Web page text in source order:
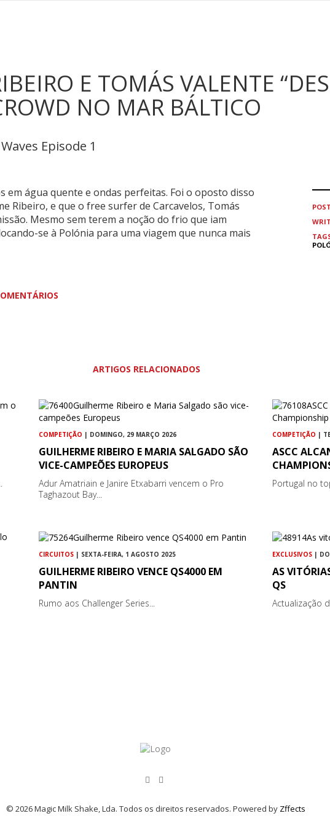
E TOMÁS VALENTE
NO MAR BÁLTICO
Episode 1
água quente e ondas perfeitas. Foi o oposto disso
Ribeiro, e que o free surfer de Carcavelos, Tomás
Mesmo sem terem a noção do frio que iam
se à Polónia para uma viagem que nunca mais
ARTIGOS RELACIONADOS
COMPETIÇÃO | DOMINGO, 29 MARÇO 2026
GUILHERME RIBEIRO E MARIA SALGADO SÃO
VICE-CAMPEÕES EUROPEUS
Adur Amatriain e Janire Etxabarri vencem o Pro
Taghazout Bay...
COMPETIÇÃO |
ASCC
Portugal no
CIRCUITOS | SEXTA-FEIRA, 1 AGOSTO 2025
GUILHERME RIBEIRO VENCE QS4000 EM
PANTIN
Rumo aos Challenger Series...
EXCLUSIVOS |
AS
QS
Actualização
© 2026 Magic Milk Shake, Lda. Todos os direitos reservados. Powered by Zffects